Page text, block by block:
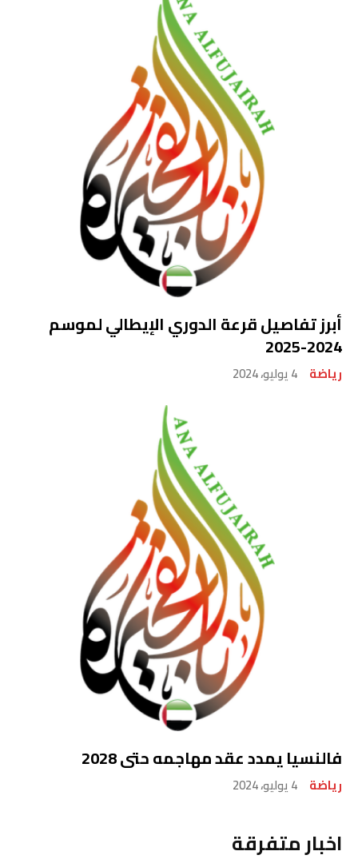
أبرز تفاصيل قرعة الدوري الإيطالي لموسم
2024-2025
رياضة 4 يوليو، 2024
فالنسيا يمدد عقد مهاجمه حتى 2028
رياضة 4 يوليو، 2024
اخبار متفرقة